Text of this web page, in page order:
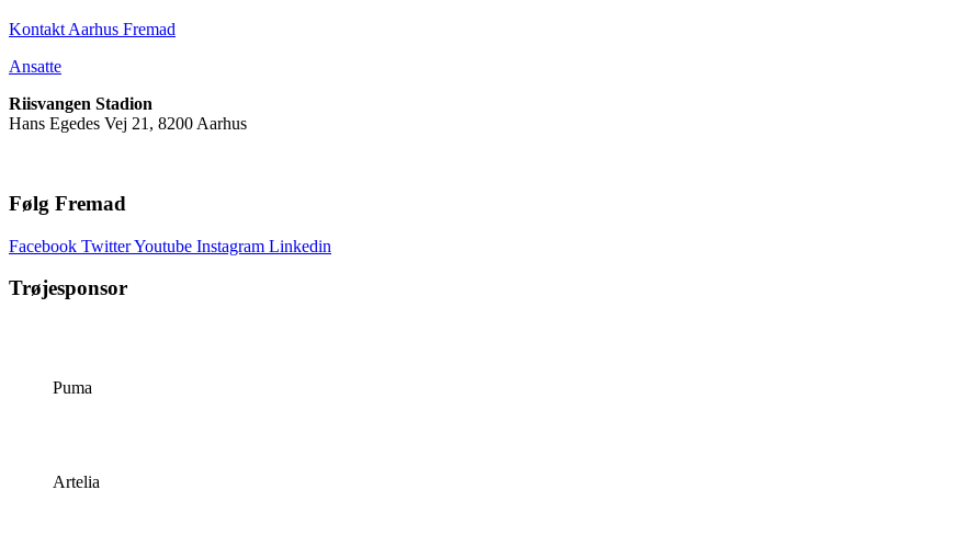
Kontakt Aarhus Fremad
Ansatte
Riisvangen Stadion
Hans Egedes Vej 21, 8200 Aarhus
Følg Fremad
Facebook TwitterYoutube Instagram Linkedin
Trøjesponsor
Puma
Artelia